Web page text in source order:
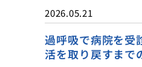
2026.05.21
過呼吸で病院を受
活を取り戻すまで